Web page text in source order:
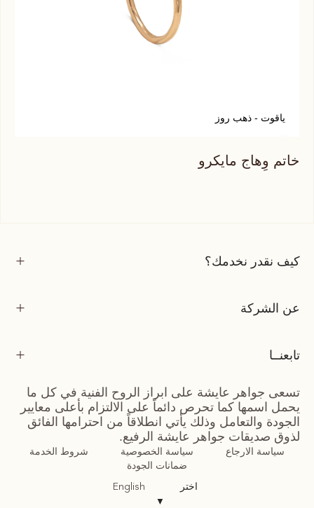
ياقوت - ذهب روز
خاتم وِهاج مايكرو
كيف نقدر نخدمك؟
عن الشركة
تابعنــا
تسعى جواهر عايشة على ابراز الروح الفنية في كل ما
يحمل اسمها كما تحرص دائماً على الالتزام بأعلى معايير
الجودة والتعامل وذلك يأتي انطلاقاً من احترامها الفائق
لذوق صديقات جواهر عايشة الرفيع.
سياسة الارجاع سياسة الخصوصية
شروط الخدمة
ضمانات الجودة
اختر
▼
English